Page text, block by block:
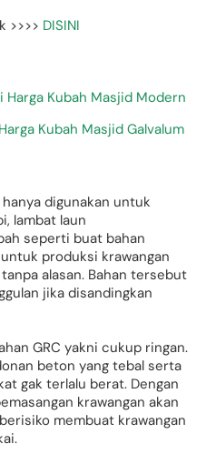
>>>> DISINI
Harga Kubah Masjid Modern
Kubah Masjid Galvalum
digunakan untuk
lambat laun
seperti buat bahan
produksi krawangan
alasan. Bahan tersebut
jika disandingkan
GRC yakni cukup ringan.
beton yang tebal serta
gak terlalu berat. Dengan
krawangan akan
membuat krawangan